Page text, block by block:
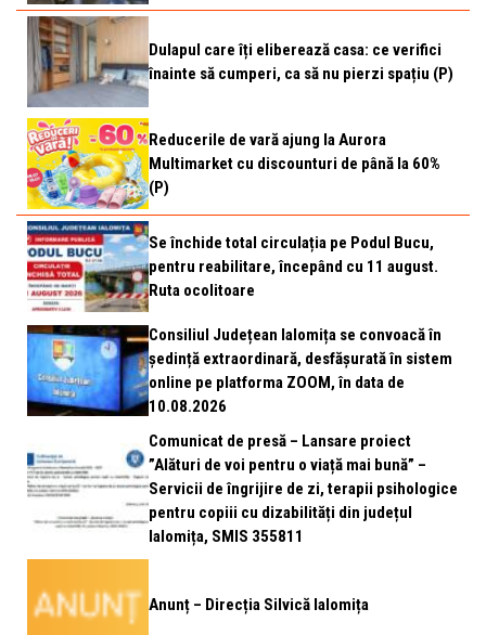
Dulapul care îți eliberează casa: ce verifici
înainte să cumperi, ca să nu pierzi spațiu (P)
Reducerile de vară ajung la Aurora
Multimarket cu discounturi de până la 60%
(P)
Se închide total circulația pe Podul Bucu,
pentru reabilitare, începând cu 11 august.
Ruta ocolitoare
Consiliul Județean Ialomița se convoacă în
ședință extraordinară, desfășurată în sistem
online pe platforma ZOOM, în data de
10.08.2026
Comunicat de presă – Lansare proiect
”Alături de voi pentru o viață mai bună” –
Servicii de îngrijire de zi, terapii psihologice
pentru copiii cu dizabilități din județul
Ialomița, SMIS 355811
Anunț – Direcția Silvică Ialomița